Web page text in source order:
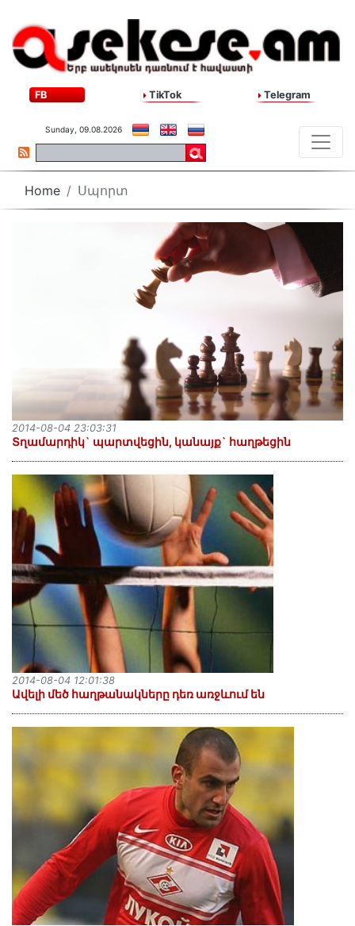
FB TikTok Telegram
Sunday, 09.08.2026
Home Սպորտ
Տղամարդիկ` պարտվեցին, կանայք` հաղթեցին
2014-08-04 23:03:31
Ավելի մեծ հաղթանակները դեռ առջևում են
2014-08-04 12:01:38